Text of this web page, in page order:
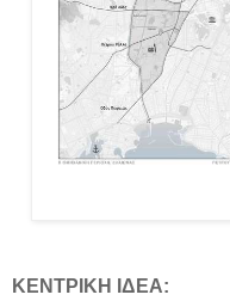
ΚΕΝΤΡΙΚΗ ΙΔΕΑ: